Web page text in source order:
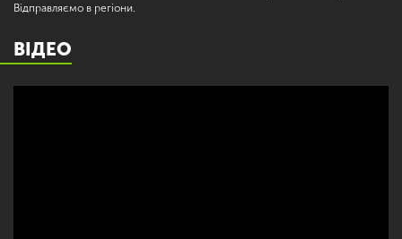
Відправляємо в регіони.
ВІДЕО